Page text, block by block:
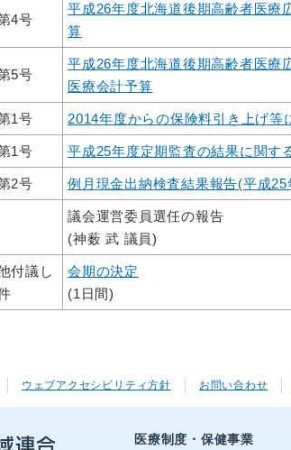
4号
平成26年度北海道後期高齢者医療
算
5号
平成26年度北海道後期高齢者医療
医療会計予算
1号 2014年度からの保険料引き上げ等
1号 平成25年度定期監査の結果に関す
2号 例月現金出納検査結果報告(平成
議会運営委員選任の報告
(神薮 武 議員)
付議し
会期の決定
(1日間)
ウェブアクセシビリティ方針 お問い合わせ
医療制度・保健事業